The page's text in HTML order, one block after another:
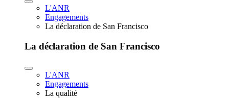
L'ANR
Engagements
La déclaration de San Francisco
La déclaration de San Francisco
L'ANR
Engagements
La qualité